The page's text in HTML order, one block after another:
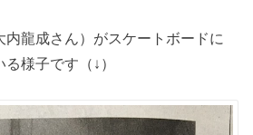
内龍成さん）がスケートボードに
様子です（↓）